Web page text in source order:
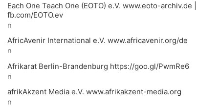
Each One Teach One (EOTO) e.V. www.eoto-archiv.de |
fb.com/EOTO.ev
n
AfricAvenir International e.V. www.africavenir.org/de
n
Afrikarat Berlin-Brandenburg https://goo.gl/PwmRe6
n
afrikAkzent Media e.V. www.afrikakzent-media.org
n